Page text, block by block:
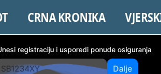
CRNA KRONIKA
registraciju i usporedi ponude osiguranja
Dalje